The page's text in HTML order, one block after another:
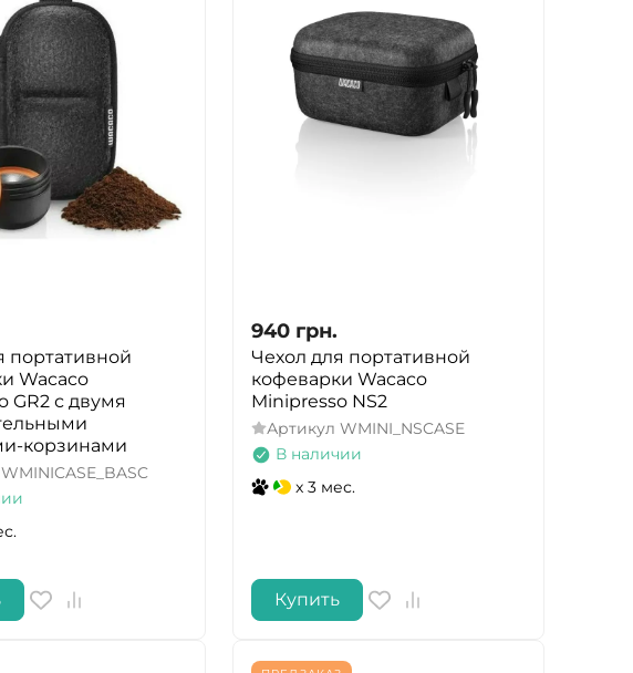
портативной
Wacaco
GR2 с двумя
корзинами
WMINICASE_BASC
940 грн.
Чехол для портативной
кофеварки Wacaco
Minipresso NS2
Артикул WMINI_NSCASE
В наличии
x 3 мес.
Купить